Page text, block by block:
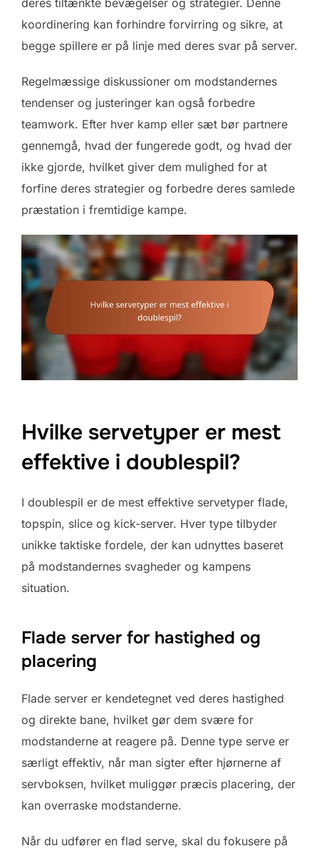
koordinering kan forhindre forvirring og sikre, at
begge spillere er på linje med deres svar på server.
Regelmæssige diskussioner om modstandernes
tendenser og justeringer kan også forbedre
teamwork. Efter hver kamp eller sæt bør partnere
gennemgå, hvad der fungerede godt, og hvad der
ikke gjorde, hvilket giver dem mulighed for at
forfine deres strategier og forbedre deres samlede
præstation i fremtidige kampe.
Hvilke servetyper er mest
effektive i doublespil?
I doublespil er de mest effektive servetyper flade,
topspin, slice og kick-server. Hver type tilbyder
unikke taktiske fordele, der kan udnyttes baseret
på modstandernes svagheder og kampens
situation.
Flade server for hastighed og
placering
Flade server er kendetegnet ved deres hastighed
og direkte bane, hvilket gør dem svære for
modstanderne at reagere på. Denne type serve er
særligt effektiv, når man sigter efter hjørnerne af
servboksen, hvilket muliggør præcis placering, der
kan overraske modstanderne.
Når du udfører en flad serve, skal du fokusere på